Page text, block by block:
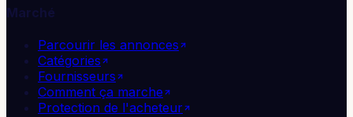
Marché
Parcourir les annonces
Catégories
Fournisseurs
Comment ça marche
Protection de l'acheteur